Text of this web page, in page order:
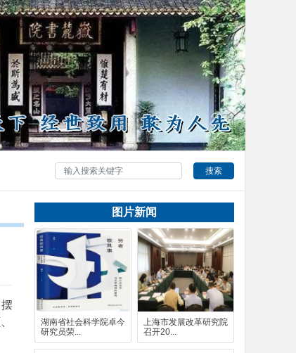
搜索
图片新闻
湖南省社会科学院卓今
研究员荣...
上海市发展改革研究院
召开20...